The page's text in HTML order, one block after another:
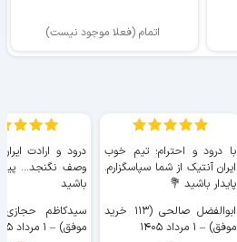
اتمام (فعلا موجود نیست)
با درود و احترام؛ تیم خوب
ایران آنتیک از شما سپاسگزارم.
پایدار باشید 💐
ابوالفضل صالحی (۱۱۳ خرید
موفق) – ۱ مرداد ۱۴۰۵
درود و ارادت
وصف نگنجد...
باشید
موفق) – ۱ مرداد ۱۴۰۵